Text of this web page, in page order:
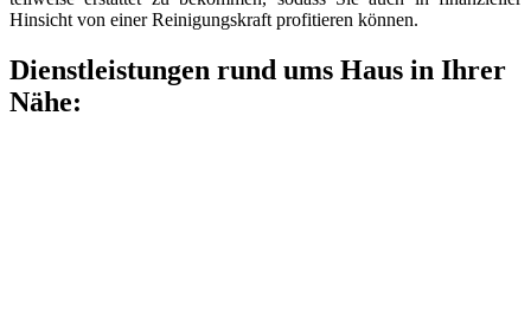
Hinsicht von einer Reinigungskraft profitieren können.
Dienstleistungen rund ums Haus in Ihrer
Nähe: